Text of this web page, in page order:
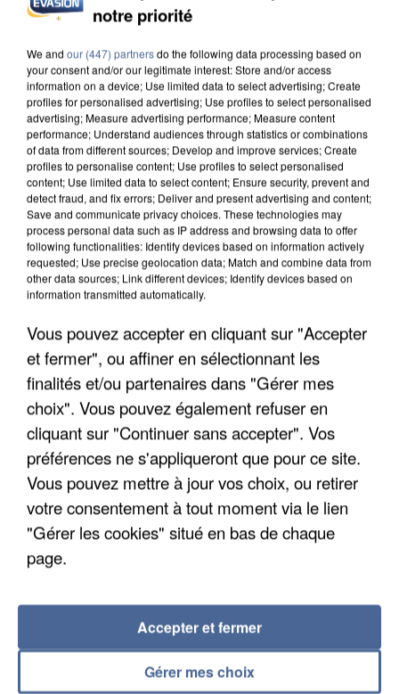
L’UN DES FONDATEURS SUPPOSÉS DE LA DZ
UN SECOND CADRE DE LA DZ MAFIA
INTERPELLÉ EN ALGÉRIE
notre priorité
We and our (447) partnersdo the following data processing based on
your consent and/or our legitimate interest: Store and/or access
information on a device; Use limited data to select advertising; Create
profiles for personalised advertising; Use profiles to select personalised
advertising; Measure advertising performance; Measure content
performance; Understand audiences through statistics or combinations
of data from different sources; Develop and improve services; Create
profiles to personalise content; Use profiles to select personalised
content; Use limited data to select content; Ensure security, prevent and
detect fraud, and fix errors; Deliver and present advertising and content;
Save and communicate privacy choices. These technologies may
process personal data such as IP address and browsing data to offer
following functionalities: Identify devices based on information actively
requested; Use precise geolocation data; Match and combine data from
other data sources; Link different devices; Identify devices based on
information transmitted automatically.
Vous pouvez accepter en cliquant sur "Accepter
et fermer", ou affiner en sélectionnant les
finalités et/ou partenaires dans "Gérer mes
choix". Vous pouvez également refuser en
cliquant sur "Continuer sans accepter". Vos
préférences ne s'appliqueront que pour ce site.
Vous pouvez mettre à jour vos choix, ou retirer
votre consentement à tout moment via le lien
"Gérer les cookies" situé en bas de chaque
page.
Gérer mes choix
Accepter et fermer